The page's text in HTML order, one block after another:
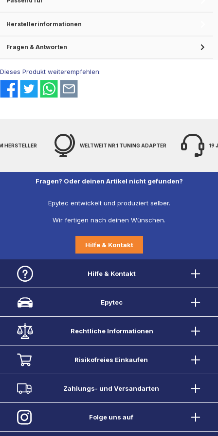
Herstellerinformationen
Fragen & Antworten
Dieses Produkt weiterempfehlen:
NR.1 TUNING ADAPTER 19 JAHRE EXPERTENWISSEN
Fragen? Oder deinen Artikel nicht gefunden?
Epytec entwickelt und produziert selber.
Wir fertigen nach deinen Wünschen.
Hilfe & Kontakt
Hilfe & Kontakt
Epytec
Rechtliche Informationen
Risikofreies Einkaufen
Zahlungs- und Versandarten
Folge uns auf